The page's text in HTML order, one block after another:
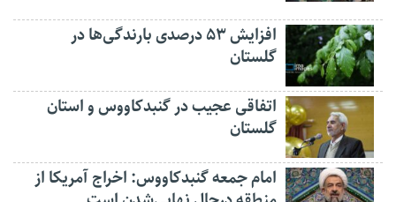
افزایش ۵۳ درصدی بارندگی‌ها در
گلستان
اتفاقی عجیب در‌ گنبدکاووس و استان
گلستان
امام جمعه گنبدکاووس: اخراج آمریکا از